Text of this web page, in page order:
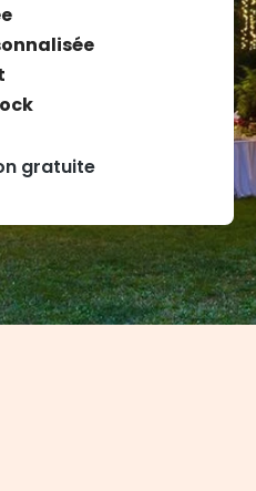
gratuite